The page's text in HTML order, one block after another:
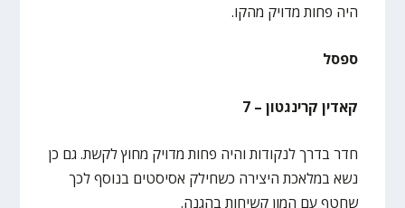
היה פחות מדויק מהקו.
ספסל
קאדין קרינגטון – 7
חדר בדרך לנקודות והיה פחות מדויק מחוץ לקשת. גם כן
נשא במלאכת היצירה כשחילק אסיסטים בנוסף לכך
שחטף עם המון קשיחות בהגנה.